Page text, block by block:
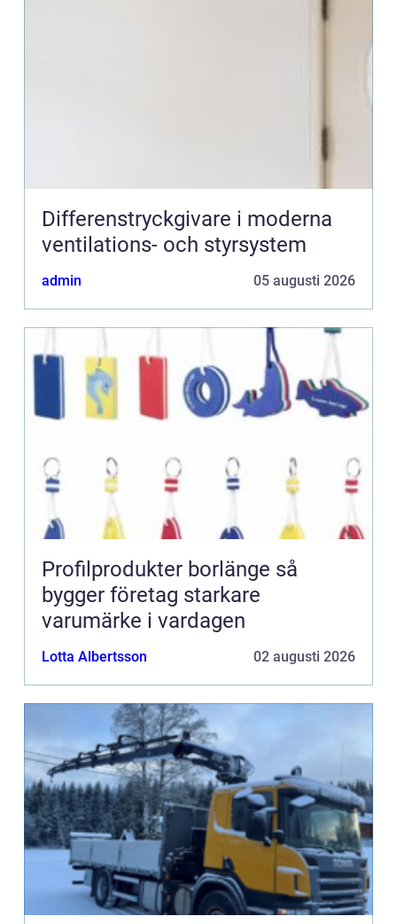
Differenstryckgivare i moderna
ventilations- och styrsystem
admin 05 augusti 2026
Profilprodukter borlänge så
bygger företag starkare
varumärke i vardagen
Lotta Albertsson 02 augusti 2026